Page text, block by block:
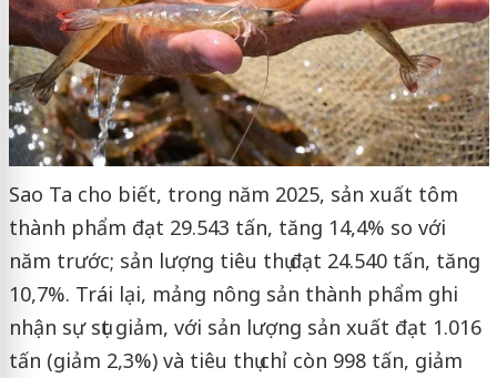
Sao Ta cho biết, trong năm 2025, sản xuất tôm
thành phẩm đạt 29.543 tấn, tăng 14,4% so với
năm trước; sản lượng tiêu thụ đạt 24.540 tấn, tăng
10,7%. Trái lại, mảng nông sản thành phẩm ghi
nhận sự sụt giảm, với sản lượng sản xuất đạt 1.016
tấn (giảm 2,3%) và tiêu thụ chỉ còn 998 tấn, giảm